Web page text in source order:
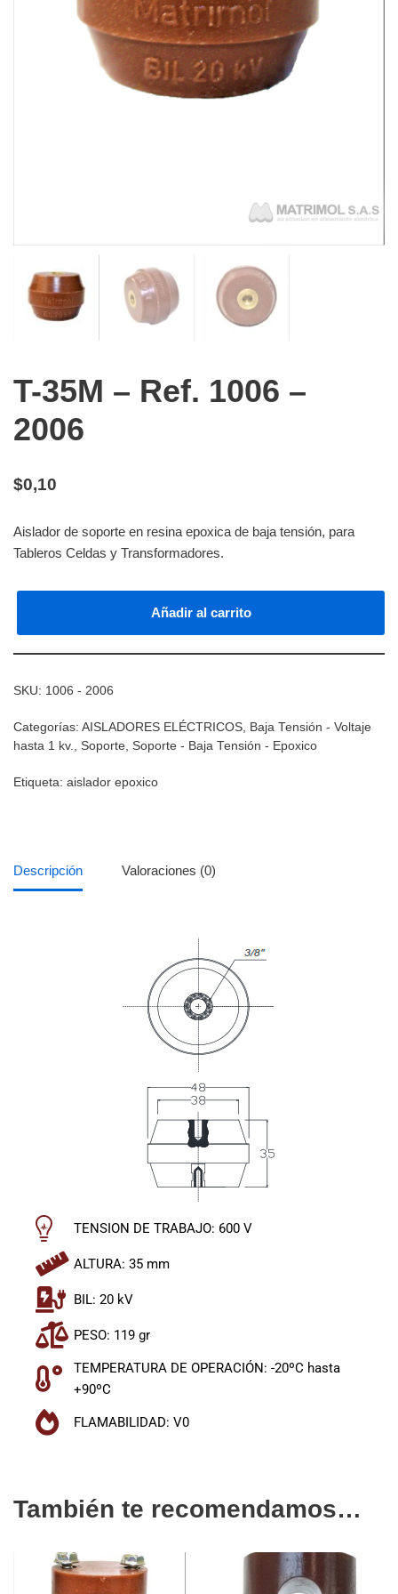
T-35M – Ref. 1006 –
2006
$0,10
Aislador de soporte en resina epoxica de baja tensión, para
Tableros Celdas y Transformadores.
Añadir al carrito
SKU: 1006 - 2006
Categorías: AISLADORES ELÉCTRICOS Baja Tensión - Voltaje
hasta 1 kv.
Soporte Soporte - Baja Tensión - Epoxico
Etiqueta: aislador epoxico
Descripción Valoraciones (0)
TENSION DE TRABAJO: 600 V
ALTURA: 35 mm
BIL: 20 kV
PESO: 119 gr
TEMPERATURA DE OPERACIÓN: -20ºC hasta
+90ºC
FLAMABILIDAD: V0
También te recomendamos…